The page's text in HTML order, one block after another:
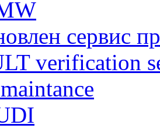
сервис
verification